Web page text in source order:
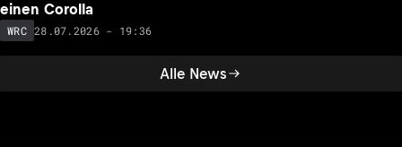
Alle News
einen Corolla
WRC 28.07.2026 - 19:36